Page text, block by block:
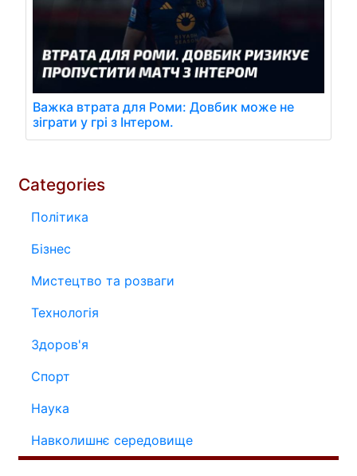
Важка втрата для Роми: Довбик може не
зіграти у грі з Інтером.
Categories
Політика
Бізнес
Мистецтво та розваги
Технологія
Здоров'я
Спорт
Наука
Навколишнє середовище